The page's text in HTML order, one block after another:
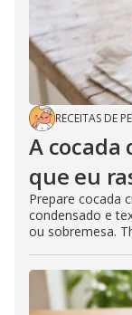
RECEITAS DE
A cocada
que eu
Prepare cocada
condensado e
ou sobremesa.